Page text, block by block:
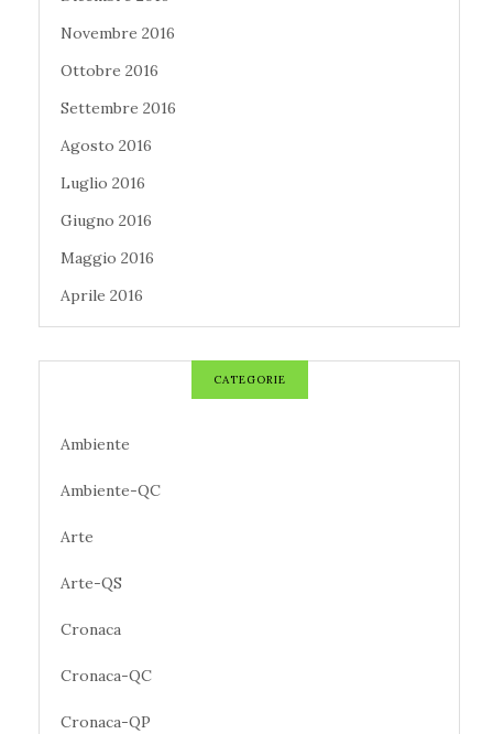
Novembre 2016
Ottobre 2016
Settembre 2016
Agosto 2016
Luglio 2016
Giugno 2016
Maggio 2016
Aprile 2016
CATEGORIE
Ambiente
Ambiente-QC
Arte
Arte-QS
Cronaca
Cronaca-QC
Cronaca-QP